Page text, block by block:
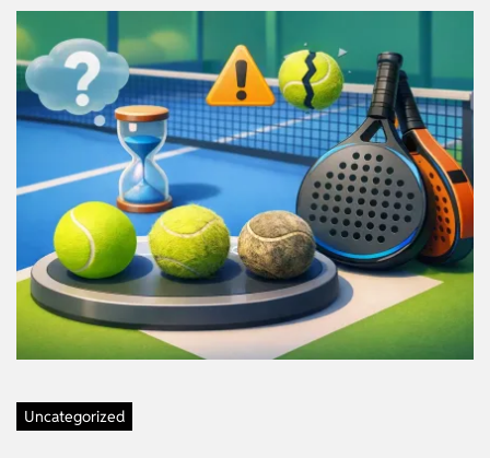
Uncategorized